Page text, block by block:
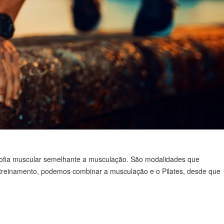
muscular semelhante a musculação. São modalidades que
podemos combinar a musculação e o Pilates, desde que